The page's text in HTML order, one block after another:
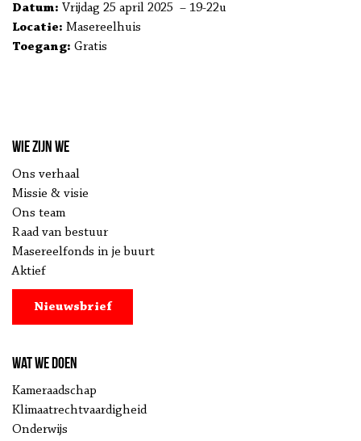
Datum: Vrijdag 25 april 2025 – 19-22u
Locatie: Masereelhuis
Toegang: Gratis
Wie zijn we
Ons verhaal
Missie & visie
Ons team
Raad van bestuur
Masereelfonds in je buurt
Aktief
Nieuwsbrief
Wat we doen
Kameraadschap
Klimaatrechtvaardigheid
Onderwijs